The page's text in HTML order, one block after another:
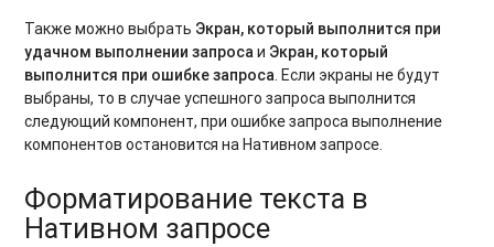
Также можно выбрать Экран, который выполнится при
удачном выполнении запросаи Экран, который
выполнится при ошибке запроса . Если экраны не будут
выбраны, то в случае успешного запроса выполнится
следующий компонент, при ошибке запроса выполнение
компонентов остановится на Нативном запросе.
Форматирование текста в
Нативном запросе